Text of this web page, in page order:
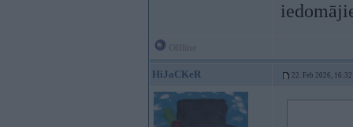
HiJaCKeR 22. Feb 2026, 16:32